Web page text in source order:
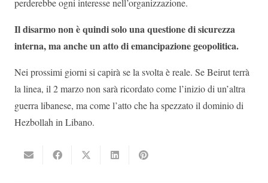
Il disarmo non è quindi solo una questione di sicurezza
interna, ma anche un atto di emancipazione geopolitica.
Nei prossimi giorni si capirà se la svolta è reale. Se Beirut terrà
la linea, il 2 marzo non sarà ricordato come l’inizio di un’altra
guerra libanese, ma come l’atto che ha spezzato il dominio di
Hezbollah in Libano.